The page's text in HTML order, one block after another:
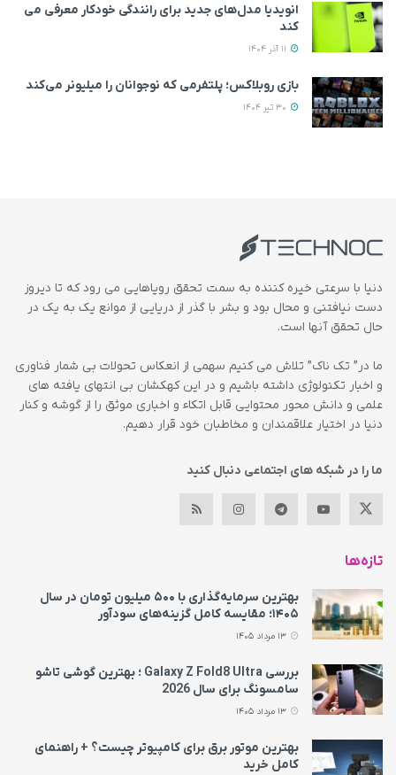
انویدیا مدل‌های جدید برای رانندگی خودکار معرفی می
کند
بازی روبلاکس؛ پلتفرمی که نوجوانان را میلیونر می‌کند
دنیا با سرعتی خیره کننده به سمت تحقق رویاهایی می رود که تا دیروز
دست نیافتنی و محال بود و بشر با گذر از دریایی از موانع یک به یک در
حال تحقق آنها است.
ما در” تک ناک” تلاش می کنیم سهمی از انعکاس تحولات بی شمار فناوری
و اخبار تکنولوژی داشته باشیم و در این کهکشان بی انتهای یافته های
علمی و دانش محور محتوایی قابل اتکاء و اخباری موثق را از گوشه و کنار
دنیا در اختیار علاقمندان و مخاطبان خود قرار دهیم.
ما را در شبکه های اجتماعی دنبال کنید
تازه‌ها
بهترین سرمایه‌گذاری با ۵۰۰ میلیون تومان در سال
۱۴۰۵؛ مقایسه کامل گزینه‌های سودآور
بررسی Galaxy Z Fold8 Ultra ؛ بهترین گوشی تاشو
سامسونگ برای سال 2026
بهترین موتور برق برای کامپیوتر چیست؟ + راهنمای
کامل خرید